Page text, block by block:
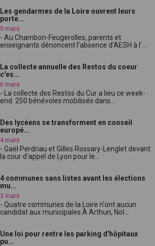
Les gendarmes de la Loire ouvrent leurs
porte...
9 mars
- Au Chambon-Feugerolles, parents et
enseignants dénoncent l'absence d'AESH à l'...
La collecte annuelle des Restos du coeur
c'es...
6 mars
- La collecte des Restos du Cur a lieu ce week-
end. 250 bénévoles mobilisés dans...
Des lycéens se transforment en conseil
europé...
4 mars
- Gaël Perdriau et Gilles Rossary-Lenglet devant
la cour d'appel de Lyon pour le...
4 communes sans listes avant les élections
mu...
3 mars
- Quatre communes de la Loire n'ont aucun
candidat aux municipales.À Arthun, Nol...
Une loi pour rentre les parking d'hôpitaux
pu...